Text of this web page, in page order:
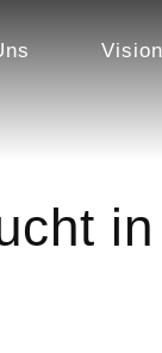
Vision
in